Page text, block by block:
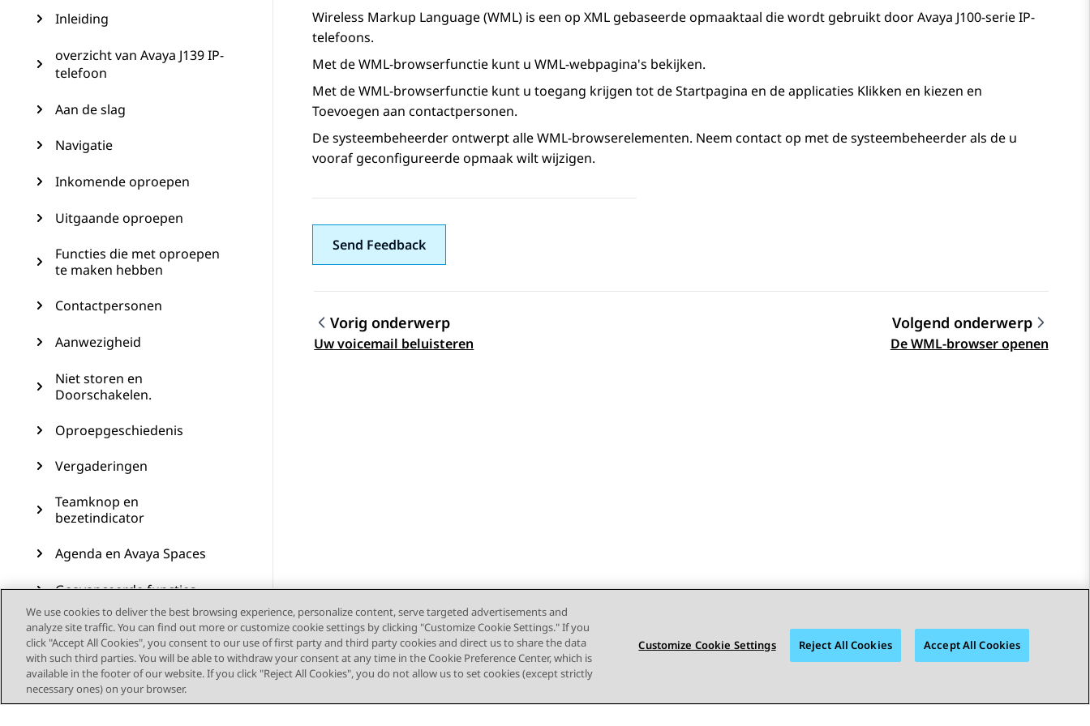
Inleiding
overzicht van Avaya J139 IP-
telefoon
Aan de slag
Navigatie
Inkomende oproepen
Uitgaande oproepen
Functies die met oproepen
te maken hebben
Contactpersonen
Aanwezigheid
Niet storen en
Doorschakelen.
Oproepgeschiedenis
Vergaderingen
Teamknop en
bezetindicator
Agenda en Avaya Spaces
Geavanceerde functies
Aanpassing
Telefoonupdate
Onderhoud
Wireless Markup Language (WML) is een op XML gebaseerde opmaaktaal die wordt gebruikt doorAvaya J100-serie IP-
telefoons.
Met de WML-browserfunctie kunt u WML-webpagina's bekijken.
Met de WML-browserfunctie kunt u toegang krijgen tot deStartpagina en de applicaties Klikken en kiezen en
Toevoegen aan contactpersonen.
De systeembeheerder ontwerpt alle WML-browserelementen. Neem contact op met de systeembeheerder als de u
vooraf geconfigureerde opmaak wilt wijzigen.
Send Feedback
Topic navigation
Vorig onderwerp
Uw voicemail beluisteren
Volgend onderwerp
De WML-browser openen
We use cookies to deliver the best browsing experience, personalize content, serve targeted advertisements and
analyze site traffic. You can find out more or customize cookie settings by clicking "Customize Cookie Settings." If you
click "Accept All Cookies", you consent to our use of first party and third party cookies and direct us to share the data
with such third parties. You will be able to withdraw your consent at any time in the Cookie Preference Center, which is
available in the footer of our website. If you click "Reject All Cookies", you do not allow us to set cookies (except strictly
necessary ones) on your browser.
Customize Cookie Settings Reject All Cookies Accept All Cookies